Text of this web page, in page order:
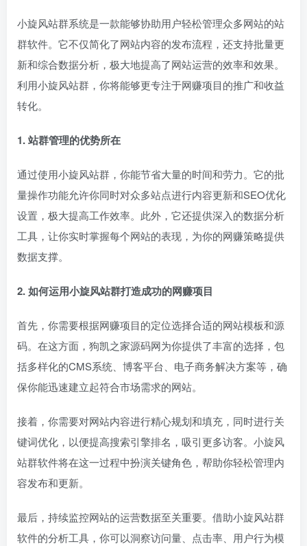
小旋风站群系统是一款能够协助用户轻松管理众多网站的站
群软件。它不仅简化了网站内容的发布流程，还支持批量更
新和综合数据分析，极大地提高了网站运营的效率和效果。
利用小旋风站群，你将能够更专注于网赚项目的推广和收益
转化。
1. 站群管理的优势所在
通过使用小旋风站群，你能节省大量的时间和劳力。它的批
量操作功能允许你同时对众多站点进行内容更新和SEO优化
设置，极大提高工作效率。此外，它还提供深入的数据分析
工具，让你实时掌握每个网站的表现，为你的网赚策略提供
数据支撑。
2. 如何运用小旋风站群打造成功的网赚项目
首先，你需要根据网赚项目的定位选择合适的网站模板和源
码。在这方面，狗凯之家源码网为你提供了丰富的选择，包
括多样化的CMS系统、博客平台、电子商务解决方案等，确
保你能迅速建立起符合市场需求的网站。
接着，你需要对网站内容进行精心规划和填充，同时进行关
键词优化，以便提高搜索引擎排名，吸引更多访客。小旋风
站群软件将在这一过程中扮演关键角色，帮助你轻松管理内
容发布和更新。
最后，持续监控网站的运营数据至关重要。借助小旋风站群
软件的分析工具，你可以洞察访问量、点击率、用户行为模